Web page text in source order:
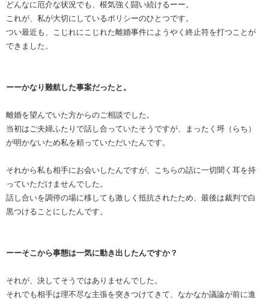
どんなに厄介な状況でも、根気強く闘い続けるーー。
これが、私が大切にしているポリシーのひとつです。
つい最近も、こじれにこじれた離婚事件にようやく終止符を打つことが
できました。
ーーかなり難航した事案だったと。
離婚を望んでいた方からのご相談でした。
当初はご夫婦ふたりで話し合っていたそうですが、まったく埒（らち）
が明かないため私を頼っていただいたんです。
それから私も相手にお会いしたんですが、こちらの話に一切聞く耳を持
っていただけませんでした。
話し合いを調停の場に移しても激しく抵抗されたため、最後は裁判で白
黒つけることにしたんです。
ーーそこから事態は一気に動き出したんですか？
それが、決してそうではありませんでした。
それでも相手は理不尽な主張を突きつけてきて、なかなか議論が前に進